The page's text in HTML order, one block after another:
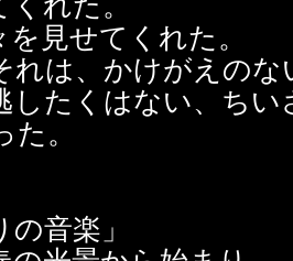
見せてくれた。
れは、かけがえのな
したくはない、ちい
た。
の音楽」